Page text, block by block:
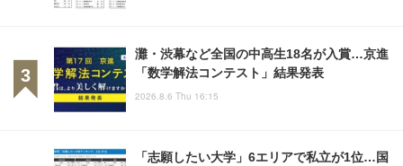
灘・渋幕など全国の中高生18名が入賞…京進
「数学解法コンテスト」結果発表
2026.8.6 Thu 16:15
「志願したい大学」6エリアで私立が1位…国